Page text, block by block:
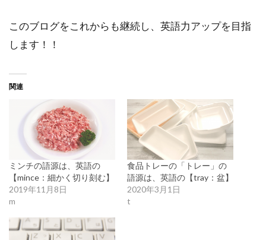
このブログをこれからも継続し、英語力アップを目指
します！！
関連
ミンチの語源は、英語の
【mince：細かく切り刻む】
2019年11月8日
m
食品トレーの「トレー」の
語源は、英語の【tray：盆】
2020年3月1日
t